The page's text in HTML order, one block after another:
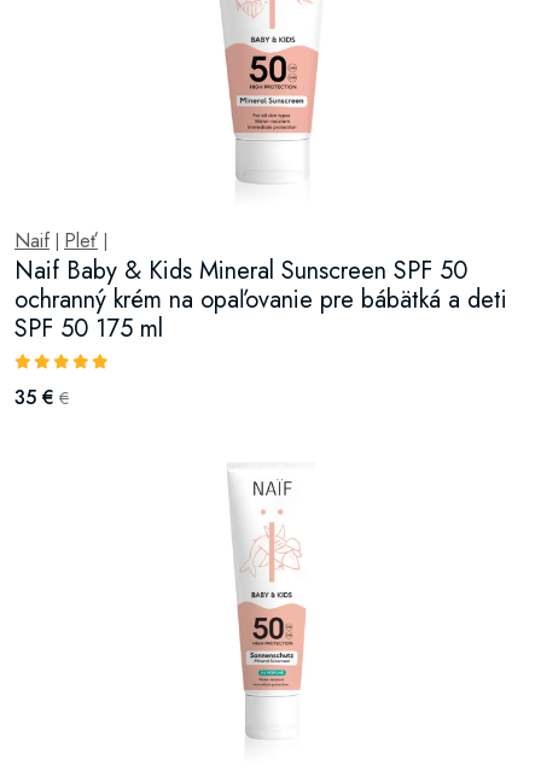
Naif Pleť
Naif Baby & Kids Mineral Sunscreen SPF 50
ochranný krém na opaľovanie pre bábätká a deti
SPF 50 175 ml
35 € €